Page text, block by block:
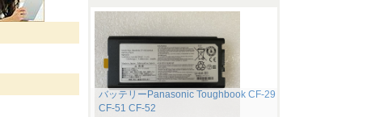
バッテリーPanasonic Toughbook CF-29
CF-51 CF-52